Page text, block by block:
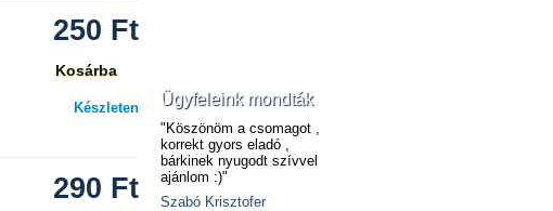
250 Ft
Kosárba
Készleten
290 Ft
Ügyfeleink mondták
"Köszönöm a csomagot ,
korrekt gyors eladó ,
bárkinek nyugodt szívvel
ajánlom :)"
Szabó Krisztofer